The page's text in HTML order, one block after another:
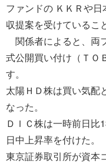
ファンドの ＫＫＲや
収提案を受けているこ
関係者によると、両
式公開買い付け（ＴＯ
す。
太陽ＨＤ株は買い気配
なった。
ＤＩＣ株は一時前日比
日中上昇率を付けた。
東京証券取引所が資本